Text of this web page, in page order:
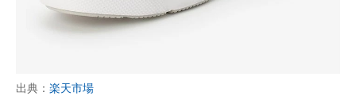
出典： 楽天市場